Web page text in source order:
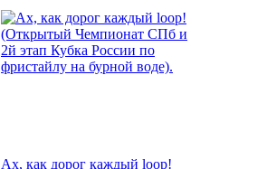
Ах, как дорог каждый loop!